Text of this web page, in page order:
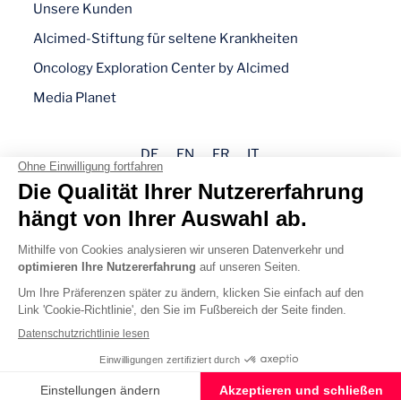
Unsere Kunden
Alcimed-Stiftung für seltene Krankheiten
Oncology Exploration Center by Alcimed
Media Planet
DE EN FR IT
Impressum
Datenschutz
Cookie-Richtlinie